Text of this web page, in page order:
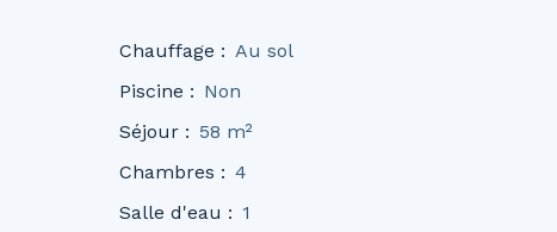
Chauffage : Au sol
Piscine : Non
Séjour : 58 m²
Chambres : 4
Salle d'eau : 1